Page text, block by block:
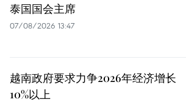
泰国国会主席
07/08/2026 13:47
越南政府要求力争2026年经济增长
10%以上